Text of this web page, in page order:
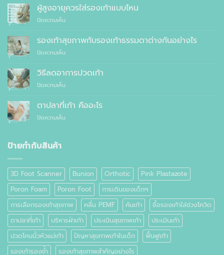
เหตุผล
คุณ
สั่ง
ตัด
รองเท้า
สุขภาพ
สำเร็จรูป
ทั่วไป
ผู้สูงอายุควรใส่รองเท้าแบบไหน
ปิดความเห็นบน
สูง
อายุ
ควร
รองเท้า
ไหน
รองเท้าสุขภาพกับรองเท้าธรรมดาต่างกันอย่างไร
ปิดความเห็นบน
สุขภาพ
กับ
รองเท้า
ต่าง
อย่างไร
วิธีลดอาการปวดเท้า
ปิดความเห็นบน
ลด
อาการ
ปวด
ตาปลาที่เท้า คืออะไร
ปิดความเห็นบน
ป้ายกำกับสินค้า
3D Foot Scanner Bunion Orthotic
Pink Plastazote
Poron Foam
Poron Foot
การเดินของเด็กๆ
การเลือกรองเท้าสุขภาพ
คลื่น PEMF คันเท้า
ซื้อรองเท้าใส่ช่วงโควิด
ตาปลาที่เท้า
บริหารฝ่าเท้า ประเมินสุขภาพเท้า
ประเมินเท้า
ปวดโคนนิ้วหัวแม่เท้า
ปัญหาสุขภาพเท้าในเด็ก
ฟื้นฟูเท้า
รองเท้ารองช้ำ
รองเท้าสุขภาพสำคัญอย่างไร